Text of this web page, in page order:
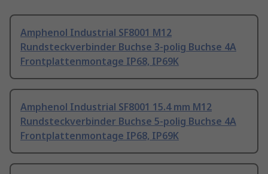
Amphenol Industrial SF8001 M12
Rundsteckverbinder Buchse 3-polig Buchse 4A
Frontplattenmontage IP68, IP69K
Amphenol Industrial SF8001 15.4 mm M12
Rundsteckverbinder Buchse 5-polig Buchse 4A
Frontplattenmontage IP68, IP69K